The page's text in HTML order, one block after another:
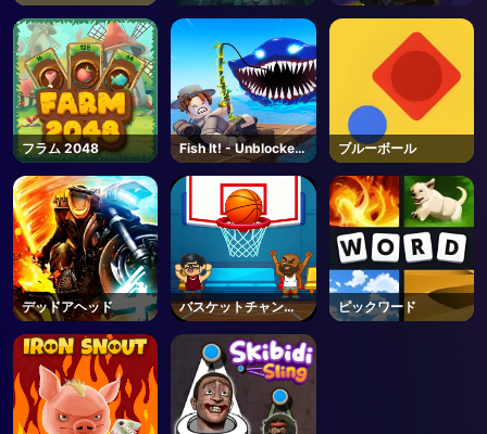
ト
ング3D
フラム 2048
Fish It! - Unblocked
Online Game
ブルーボール
デッドアヘッド
バスケットチャンプ
ス
ピックワード